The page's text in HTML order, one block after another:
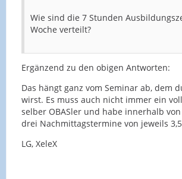
Wie sind die 7 Stunden
Woche verteilt?
Ergänzend zu den obigen Antworten:
Das hängt ganz vom Seminar ab, dem
wirst. Es muss auch nicht immer ein
selber OBASler und habe innerhalb
drei Nachmittagstermine von jeweils
LG, XeleX